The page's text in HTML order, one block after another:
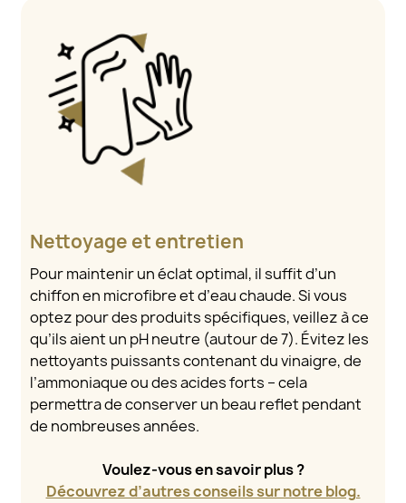
Nettoyage et entretien
Pour maintenir un éclat optimal, il suffit d’un
chiffon en microfibre et d’eau chaude. Si vous
optez pour des produits spécifiques, veillez à ce
qu’ils aient un pH neutre (autour de 7). Évitez les
nettoyants puissants contenant du vinaigre, de
l’ammoniaque ou des acides forts – cela
permettra de conserver un beau reflet pendant
de nombreuses années.
Voulez-vous en savoir plus ?
Découvrez d’autres conseils sur notre blog.